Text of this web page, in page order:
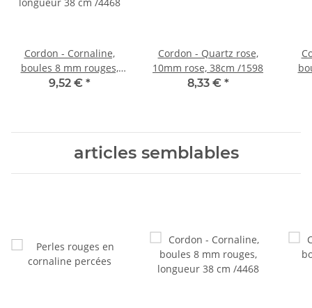
Cordon - Cornaline,
boules 8 mm rouges,
longueur 38 cm /4468
9,52 € *
Cordon - Quartz rose,
10mm rose, 38cm /1598
8,33 € *
articles semblables